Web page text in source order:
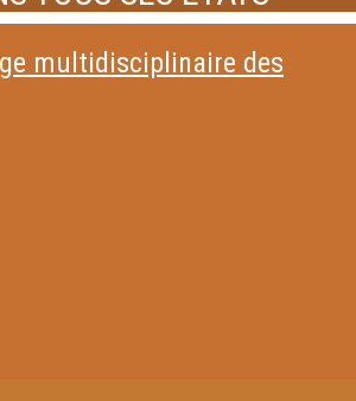
multidisciplinaire des